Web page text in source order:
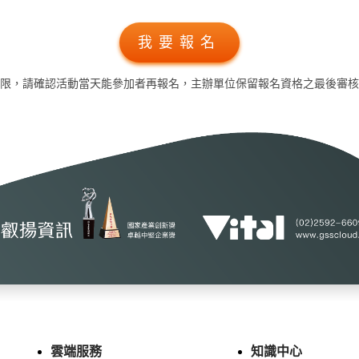
我要報名
，請確認活動當天能參加者再報名，主辦單位保留報名資格之最後審
雲端服務 知識中心